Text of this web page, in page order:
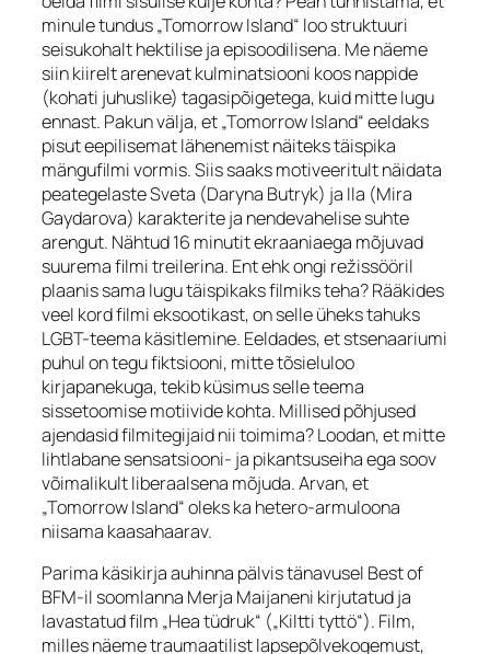
minule tundus „Tomorrow Island“ loo struktuuri
seisukohalt hektilise ja episoodilisena. Me näeme
siin kiirelt arenevat kulminatsiooni koos nappide
(kohati juhuslike) tagasipõigetega, kuid mitte lugu
ennast. Pakun välja, et „Tomorrow Island“ eeldaks
pisut eepilisemat lähenemist näiteks täispika
mängufilmi vormis. Siis saaks motiveeritult näidata
peategelaste Sveta (Daryna Butryk) ja Ila (Mira
Gaydarova) karakterite ja nendevahelise suhte
arengut. Nähtud 16 minutit ekraaniaega mõjuvad
suurema filmi treilerina. Ent ehk ongi režissööril
plaanis sama lugu täispikaks filmiks teha? Rääkides
veel kord filmi eksootikast, on selle üheks tahuks
LGBT-teema käsitlemine. Eeldades, et stsenaariumi
puhul on tegu fiktsiooni, mitte tõsieluloo
kirjapanekuga, tekib küsimus selle teema
sissetoomise motiivide kohta. Millised põhjused
ajendasid filmitegijaid nii toimima? Loodan, et mitte
lihtlabane sensatsiooni- ja pikantsuseiha ega soov
võimalikult liberaalsena mõjuda. Arvan, et
„Tomorrow Island“ oleks ka hetero-armuloona
niisama kaasahaarav.
Parima käsikirja auhinna pälvis tänavusel Best of
BFM-il soomlanna Merja Maijaneni kirjutatud ja
lavastatud film „Hea tüdruk“ („Kiltti tyttö“). Film,
milles näeme traumaatilist lapsepõlvekogemust,